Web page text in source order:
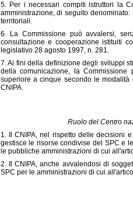
5. Per i necessari compiti istruttori la
amministrazione, di seguito
territoriali.
6. La Commissione può avvalersi,
consultazione e cooperazione istituiti
legislativo 28 agosto 1997, n. 281.
7. Ai fini della definizione degli sviluppi
della comunicazione, la
superiore a cinque secondo le
CNIPA.
Ruolo del Centro
1. Il CNIPA, nel rispetto delle decisioni
gestisce le risorse condivise del SPC e
le pubbliche amministrazioni di cui
2. Il CNIPA, anche avvalendosi di
SPC per le amministrazioni di cui